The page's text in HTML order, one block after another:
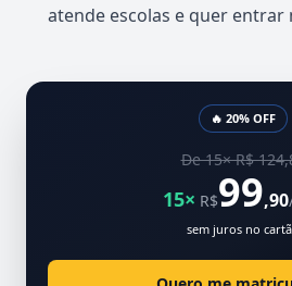
atende escolas e quer entrar
🔥 20% OFF
De 15× R$
15× R$99,90
sem juros no